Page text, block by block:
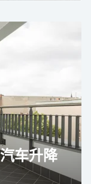
车升降